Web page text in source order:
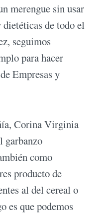
merengue sin usar
de todo el
seguimos
para hacer
Empresas y
Corina Virginia
garbanzo
como
producto de
al del cereal o
es que podemos